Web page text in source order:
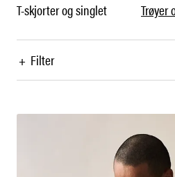
T-skjorter og singlet Trøyer
+ Filter